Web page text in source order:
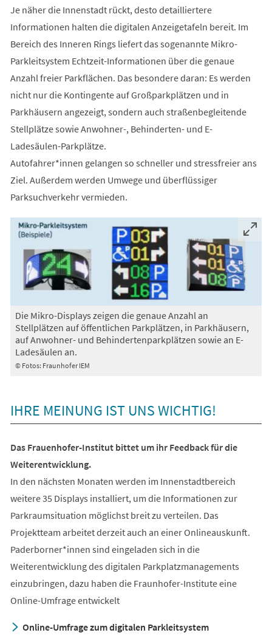
Je näher die Innenstadt rückt, desto detailliertere
Informationen halten die digitalen Anzeigetafeln bereit. Im
Bereich des Inneren Rings liefert das sogenannte Mikro-
Parkleitsystem Echtzeit-Informationen über die genaue
Anzahl freier Parkflächen. Das besondere daran: Es werden
nicht nur die Kontingente auf Großparkplätzen und in
Parkhäusern angezeigt, sondern auch straßenbegleitende
Stellplätze sowie Anwohner-, Behinderten- und E-
Ladesäulen-Parkplätze.
Autofahrer*innen gelangen so schneller und stressfreier ans
Ziel. Außerdem werden Umwege und überflüssiger
Parksuchverkehr vermieden.
© Fotos: Fraunhofer IEM
Die Mikro-Displays zeigen die genaue Anzahl an
Stellplätzen auf öffentlichen Parkplätzen, in Parkhäusern,
auf Anwohner- und Behindertenparkplätzen sowie an E-
Ladesäulen an.
IHRE MEINUNG IST UNS WICHTIG!
Das Frauenhofer-Institut bittet um ihr Feedback für die
Weiterentwicklung.
In den nächsten Monaten werden im Innenstadtbereich
weitere 35 Displays installiert, um die Informationen zur
Parkraumsituation möglichst breit zu verteilen. Das
Projektteam arbeitet derzeit auch an einer Onlineauskunft.
Paderborner*innen sind eingeladen sich in die
Weiterentwicklung des digitalen Parkplatzmanagements
einzubringen, dazu haben die Fraunhofer-Institute eine
Online-Umfrage entwickelt
Online-Umfrage zum digitalen Parkleitsystem